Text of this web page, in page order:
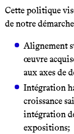
Cette politique
de notre
Alignement
œuvre
aux axes de
Intégration
croissance
intégration
expositions;